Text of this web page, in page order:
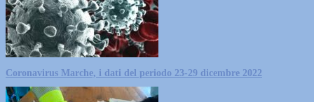
Coronavirus Marche, i dati del periodo 23-29 dicembre 2022